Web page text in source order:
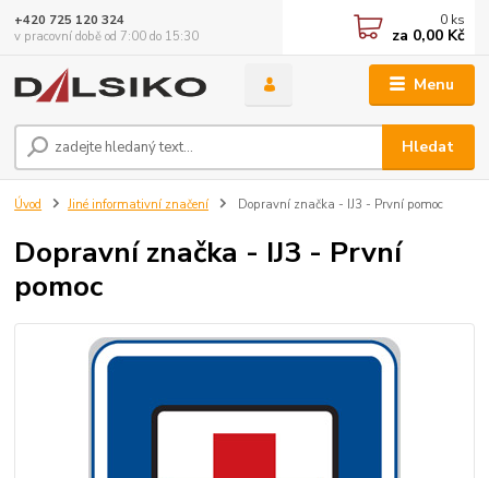
Menu
Hledat
+420 725 120 324
v pracovní době od 7:00 do 15:30
0 ks
za 0,00 Kč
Úvod Jiné informativní značení Dopravní značka - IJ3 - První pomoc
Dopravní značka - IJ3 - První
pomoc